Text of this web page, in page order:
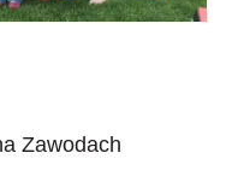
Zawodach